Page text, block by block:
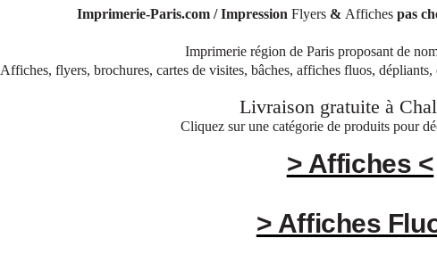
Imprimerie-Paris.com / ImpressionFlyers & Affiches pas
Imprimerie région de Paris proposant de
Affiches, flyers, brochures, cartes de visites, bâches, affiches fluos,
Livraison gratuite à
Cliquez sur une catégorie de produits pour
> Affiches <
> Affiches